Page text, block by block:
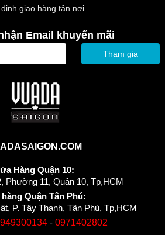
giao hàng tận nơi
Email khuyến mãi
Tham gia
Hàng Quận 10:
Phường 11, Quân 10, Tp,HCM
Quận Tân Phú:
P. Tây Thạnh, Tân Phú, Tp,HCM
- 0971402802